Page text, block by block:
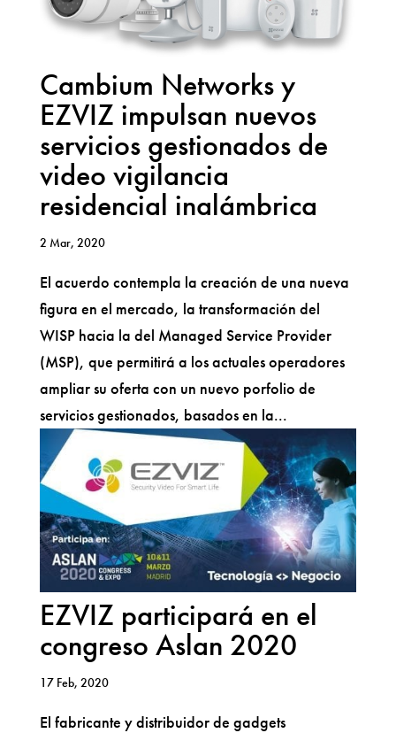
Cambium Networks y
EZVIZ impulsan nuevos
servicios gestionados de
video vigilancia
residencial inalámbrica
2 Mar, 2020
El acuerdo contempla la creación de una nueva
figura en el mercado, la transformación del
WISP hacia la del Managed Service Provider
(MSP), que permitirá a los actuales operadores
ampliar su oferta con un nuevo porfolio de
servicios gestionados, basados en la...
EZVIZ participará en el
congreso Aslan 2020
17 Feb, 2020
El fabricante y distribuidor de gadgets